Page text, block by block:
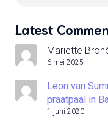
Latest
Mariette
6 mei 2025
Leon van
praatpaal in
1 juni 2020